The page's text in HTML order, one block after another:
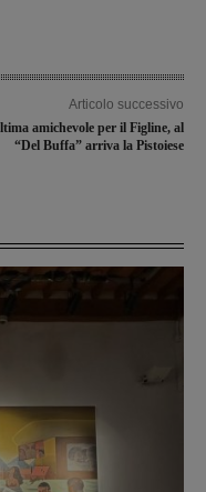
Articolo successivo
amichevole per il Figline, al
“Del Buffa” arriva la Pistoiese